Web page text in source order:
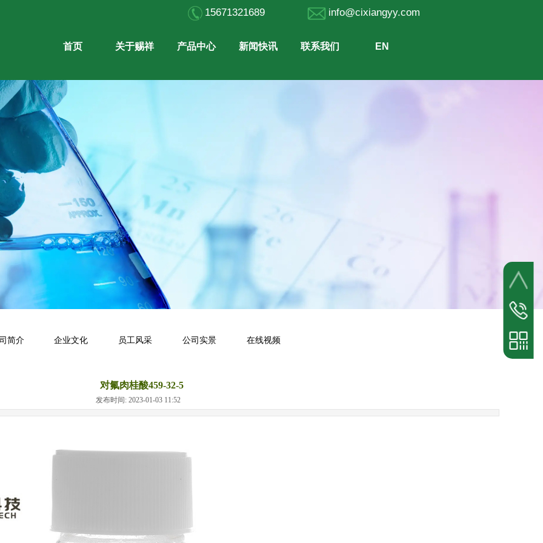
简介 企业文化 员工风采 公司实景 在线视频
对氟肉桂酸459-32-5
发布时间: 2023-01-03 11:52
15671321689 info@cixiangyy.com
首页 关于赐祥 产品中心 新闻快讯 联系我们 EN
业务热线